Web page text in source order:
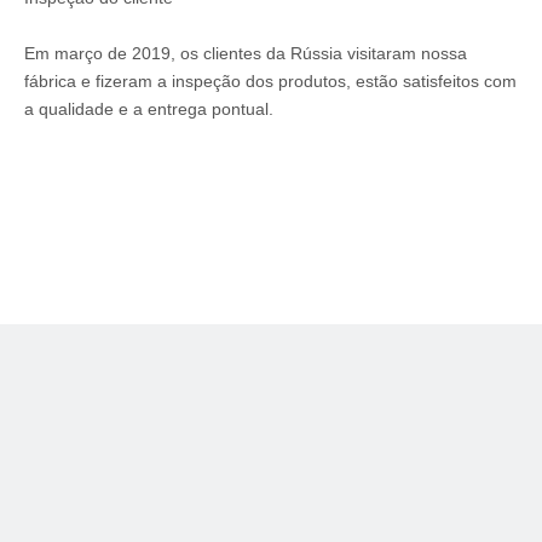
Em março de 2019, os clientes da Rússia visitaram nossa
fábrica e fizeram a inspeção dos produtos, estão satisfeitos com
a qualidade e a entrega pontual.